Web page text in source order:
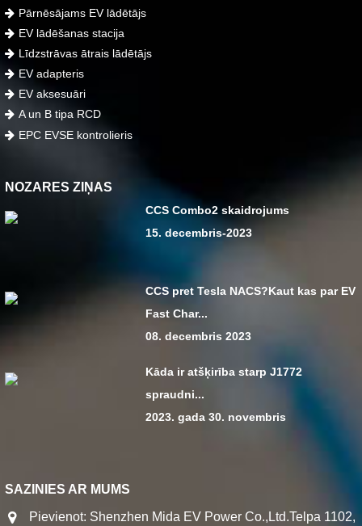
Pārnēsājams EV lādētājs
EV lādēšanas stacija
Līdzstrāvas ātrais lādētājs
EV adapteris
EV aksesuāri
A un B tipa RCD
EPC EVSE kontrolieris
NOZARES ZIŅAS
CCS Combo2 skaidrojums
15. decembris-2023
CCS pret Tesla NACS?Kaut kas par EV
Fast Char...
08. decembris 2023
Kāda ir atšķirība starp J1772
spraudni...
2023. gada 30. novembris
SAZINIES AR MUMS
Pievienot: Shenzhen Mida EV Power Co.,Ltd.Telpa 1102,